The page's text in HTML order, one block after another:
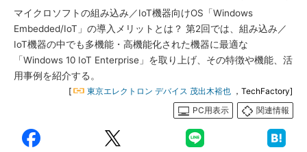
マイクロソフトの組み込み／IoT機器向けOS「Windows
Embedded/IoT」の導入メリットとは？ 第2回では、組み込み／
IoT機器の中でも多機能・高機能化された機器に最適な
「Windows 10 IoT Enterprise」を取り上げ、その特徴や機能、活
用事例を紹介する。
[ 東京エレクトロン デバイス 茂出木裕也 ，TechFactory]
PC用表示
関連情報